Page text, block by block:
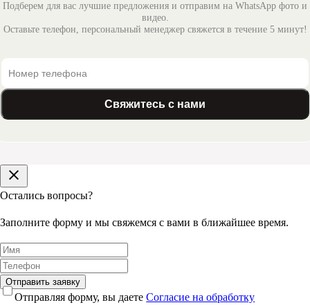
Подберем для вас лучшие предложения и отправим на WhatsApp фото и
видео.
Оставьте телефон, персональный менеджер свяжется в течение 5 минут!
Свяжитесь с нами
Остались вопросы?
Заполните форму и мы свяжемся с вами в ближайшее время.
Отправить заявку
Отправляя форму, вы даетеСогласие на обработку